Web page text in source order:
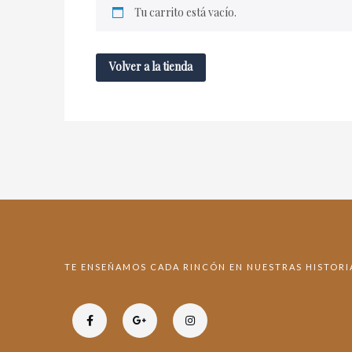
Tu carrito está vacío.
Volver a la tienda
TE ENSEÑAMOS CADA RINCÓN EN NUESTRAS